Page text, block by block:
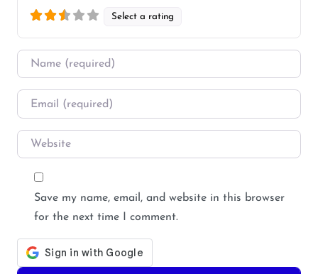
Select a rating
Name
Email
Website
Save my name, email, and website in this browser
for the next time I comment.